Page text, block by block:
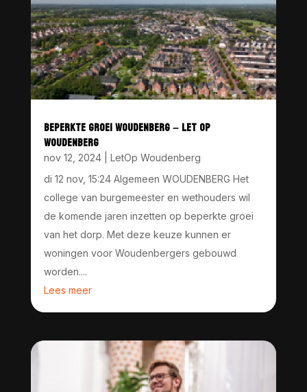
BEPERKTE GROEI WOUDENBERG – LET OP
WOUDENBERG
nov 12, 2024| LetOp Woudenberg
di 12 nov, 15:24 Algemeen WOUDENBERG Het
college van burgemeester en wethouders wil
de komende jaren inzetten op beperkte groei
van het dorp. Met deze keuze kunnen er
woningen voor Woudenbergers gebouwd
worden....
Lees meer